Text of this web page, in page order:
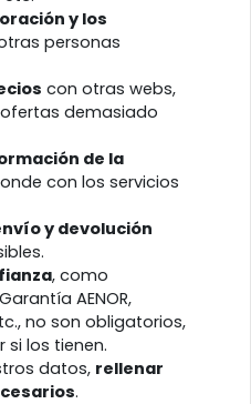
y los
personas
con otras webs,
demasiado
de la
con los servicios
y devolución
, como
AENOR,
no son obligatorios,
si los tienen.
datos, rellenar
.